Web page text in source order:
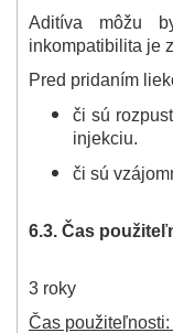
Aditíva môžu
inkompatibilita je
Pred pridaním
či sú
injekciu.
či sú
6.3. Čas
3 roky
Čas použiteľnosti: